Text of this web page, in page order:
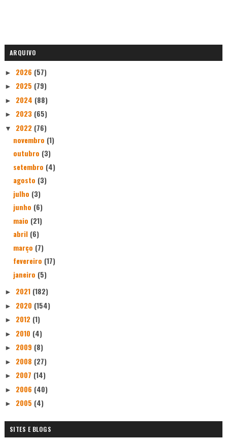
ARQUIVO
► 2026 (57)
► 2025 (79)
► 2024 (88)
► 2023 (65)
▼ 2022 (76)
novembro (1)
outubro (3)
setembro (4)
agosto (3)
julho (3)
junho (6)
maio (21)
abril (6)
março (7)
fevereiro (17)
janeiro (5)
► 2021 (182)
► 2020 (154)
► 2012 (1)
► 2010 (4)
► 2009 (8)
► 2008 (27)
► 2007 (14)
► 2006 (40)
► 2005 (4)
SITES E BLOGS